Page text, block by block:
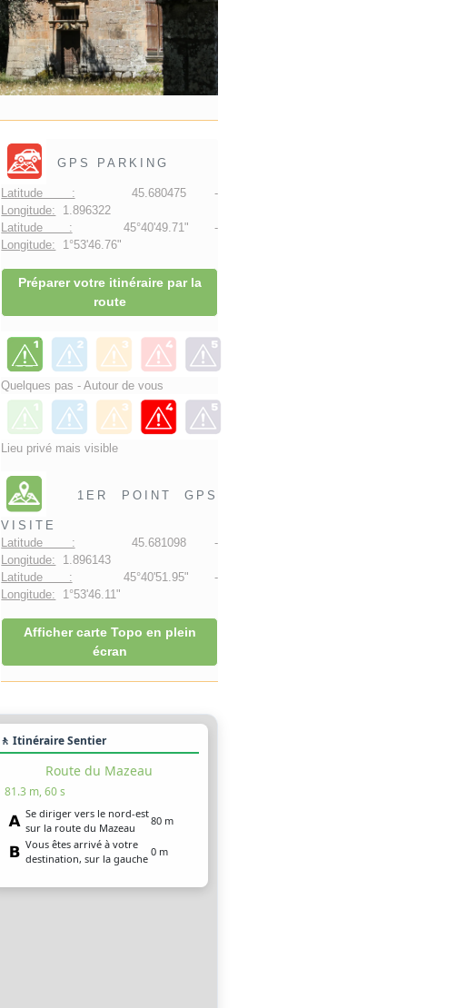
GPS PARKING
Latitude : 45.680475 -
Longitude: 1.896322
Latitude : 45°40'49.71" -
Longitude: 1°53'46.76"
Préparer votre itinéraire par la
route
Quelques pas - Autour de vous
Lieu privé mais visible
1ER POINT GPS
VISITE
Latitude : 45.681098 -
Longitude: 1.896143
Latitude : 45°40'51.95" -
Longitude: 1°53'46.11"
Afficher carte Topo en plein
écran
🚶 Itinéraire Sentier
Route du Mazeau
81.3 m, 60 s
Se diriger vers le nord-est
sur la route du Mazeau
80 m
Vous êtes arrivé à votre
destination, sur la gauche
0 m